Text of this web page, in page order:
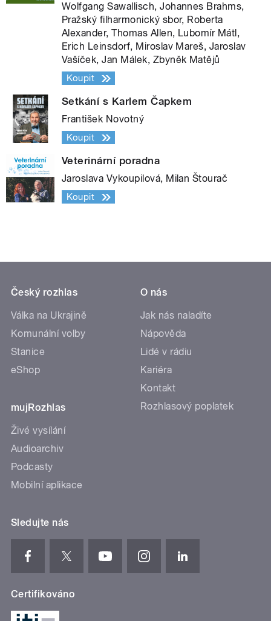
Wolfgang Sawallisch, Johannes Brahms,
Pražský filharmonický sbor, Roberta
Alexander, Thomas Allen, Lubomír Mátl,
Erich Leinsdorf, Miroslav Mareš, Jaroslav
Vašíček, Jan Málek, Zbyněk Matějů
Koupit
Setkání s Karlem Čapkem
František Novotný
Koupit
Veterinární poradna
Jaroslava Vykoupilová, Milan Štourač
Koupit
Český rozhlas
Válka na Ukrajině
Komunální volby
Stanice
eShop
mujRozhlas
Živé vysílání
Audioarchiv
Podcasty
Mobilní aplikace
O nás
Jak nás naladíte
Nápověda
Lidé v rádiu
Kariéra
Kontakt
Rozhlasový poplatek
Sledujte nás
Certifikováno